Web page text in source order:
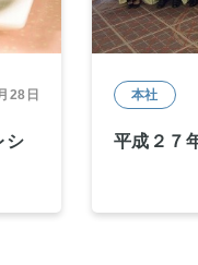
28日
シ
本社
平成２７